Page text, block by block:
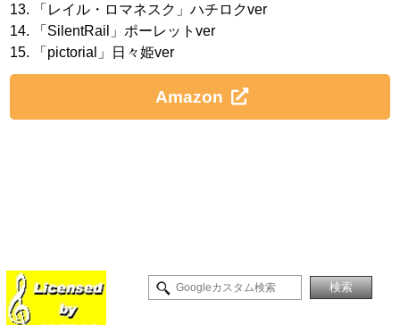
「レイル・ロマネスク」ハチロクver
「SilentRail」ポーレットver
「pictorial」日々姫ver
Amazon